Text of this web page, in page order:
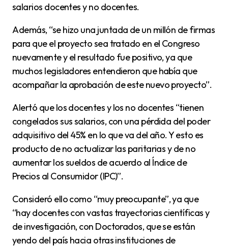
salarios docentes y no docentes.
Además, “se hizo una juntada de un millón de firmas
para que el proyecto sea tratado en el Congreso
nuevamente y el resultado fue positivo, ya que
muchos legisladores entendieron que había que
acompañar la aprobación de este nuevo proyecto”.
Alertó que los docentes y los no docentes “tienen
congelados sus salarios, con una pérdida del poder
adquisitivo del 45% en lo que va del año. Y esto es
producto de no actualizar las paritarias y de no
aumentar los sueldos de acuerdo al Índice de
Precios al Consumidor (IPC)”.
Consideró ello como “muy preocupante”, ya que
“hay docentes con vastas trayectorias científicas y
de investigación, con Doctorados, que se están
yendo del país hacia otras instituciones de